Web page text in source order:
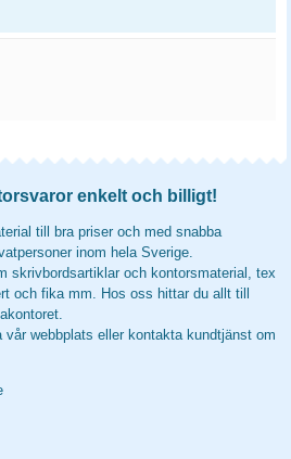
enkelt och billigt!
till bra priser och med snabba
inom hela Sverige.
skrivbordsartiklar och kontorsmaterial, tex
och fika mm. Hos oss hittar du allt till
webbplats eller kontakta kundtjänst om